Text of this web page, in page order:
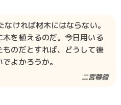
ければ材木にはならない。
を植えるのだ。今日用いる
のだとすれば、どうして後
よかろうか。
二宮尊徳​​